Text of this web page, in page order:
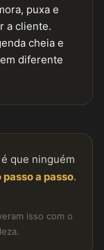
puxa e
a cliente.
cheia e
diferente
que ninguém
a passo.
isso com o